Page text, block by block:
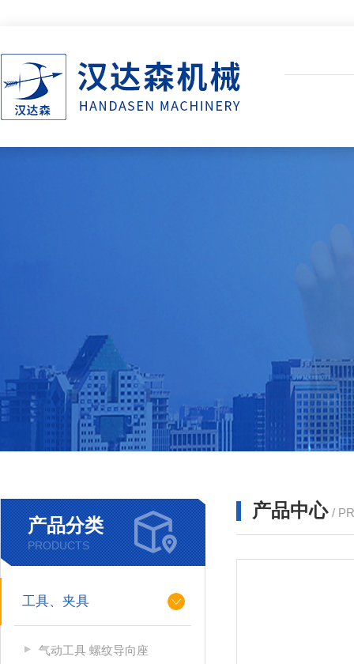
产品分类
PRODUCTS
工具、夹具
气动工具 螺纹导向座
产品中心 /